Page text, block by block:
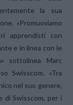
la sua
«Promuoviamo
apprendisti con
e in linea con le
sottolinea Marc
Swisscom. «Tra
nel suo genere,
di Swisscom, per i